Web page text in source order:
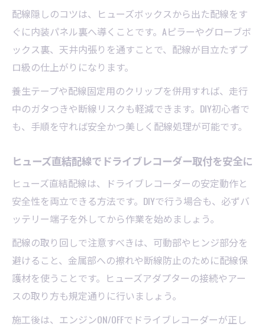
配線隠しのコツは、ヒューズボックスから出た配線をす
ぐに内装パネル裏へ導くことです。Aピラーやグローブボ
ックス裏、天井内張りを通すことで、配線が目立たずプ
ロ級の仕上がりになります。
養生テープや配線固定用のクリップを併用すれば、走行
中のガタつきや断線リスクも軽減できます。DIY初心者で
も、手順を守れば安全かつ美しく配線処理が可能です。
ヒューズ直結配線でドライブレコーダー取付を安全に
ヒューズ直結配線は、ドライブレコーダーの安定動作と
安全性を両立できる方法です。DIYで行う場合も、必ずバ
ッテリー端子を外してから作業を始めましょう。
配線の取り回しで注意すべきは、可動部やヒンジ部分を
避けること、金属部への擦れや断線防止のために配線保
護材を使うことです。ヒューズアダプターの接続やアー
スの取り方も規定通りに行いましょう。
施工後は、エンジンON/OFFでドライブレコーダーが正し